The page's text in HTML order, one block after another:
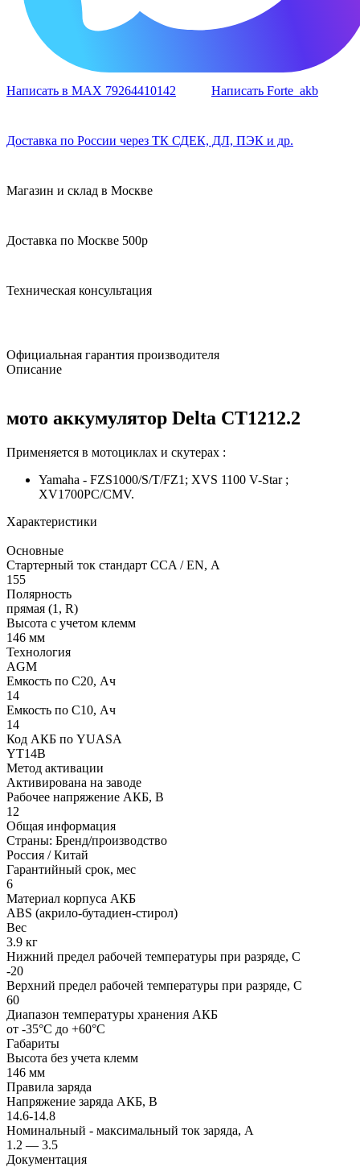
Написать в MAX 79264410142 Написать Forte_akb
Доставка по России через ТК СДЕК, ДЛ, ПЭК и др.
Магазин и склад в Москве
Доставка по Москве 500р
Техническая консультация
Официальная гарантия производителя
Описание
мото аккумулятор Delta СТ1212.2
Применяется в мотоциклах и скутерах :
Yamaha - FZS1000/S/T/FZ1; XVS 1100 V-Star ;
XV1700PC/CMV.
Характеристики
Основные
Стартерный ток стандарт CCA / EN, А
155
Полярность
прямая (1, R)
Высота с учетом клемм
146 мм
Технология
AGM
Емкость по С20, Ач
14
Емкость по С10, Ач
14
Код АКБ по YUASA
YT14B
Метод активации
Активирована на заводе
Рабочее напряжение АКБ, B
12
Общая информация
Страны: Бренд/производство
Россия / Китай
Гарантийный срок, мес
6
Материал корпуса АКБ
ABS (акрило-бутадиен-стирол)
Вес
3.9 кг
Нижний предел рабочей температуры при разряде, С
-20
Верхний предел рабочей температуры при разряде, С
60
Диапазон температуры хранения АКБ
от -35°С до +60°С
Габариты
Высота без учета клемм
146 мм
Правила заряда
Напряжение заряда АКБ, В
14.6-14.8
Номинальный - максимальный ток заряда, А
1.2 — 3.5
Документация